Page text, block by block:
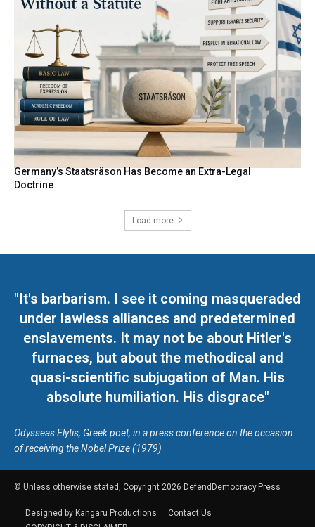
Germany’s Staatsräson Has Become an Extra-Legal
Doctrine
Load more
"It's barbarism. I see it coming masqueraded
under lawless alliances and predetermined
enslavements. It may not be about Hitler's
furnaces, but about the methodical and
quasi-scientific subjugation of Man. His
absolute humiliation. His disgrace"
Odysseas Elytis, Greek poet, in a press conference on the occasion
of receiving the Nobel Prize (1979)
© Unless otherwise stated, Copyright 2026 DefendDemocracy.Press
Designed by Kangaru Productions
Contact Us